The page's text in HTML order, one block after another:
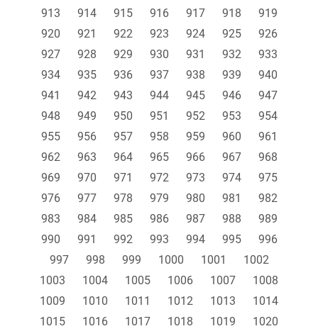
913
914 915 916 917 918
919
920
921 922 923 924 925
926
927
928 929 930 931 932
933
934
935 936 937 938 939
940
941
942 943 944 945 946
947
948
949 950 951 952 953
954
955
956 957 958 959 960
961
962
963 964 965 966 967
968
969
970 971 972 973 974
975
976
977 978 979 980 981
982
983
984 985 986 987 988
989
990
991 992 993 994 995
996
997
998 999 1000 1001
1002
1003
1004 1005 1006 1007
1008
1009
1010 1011 1012 1013
1014
1015
1016 1017 1018 1019
1020